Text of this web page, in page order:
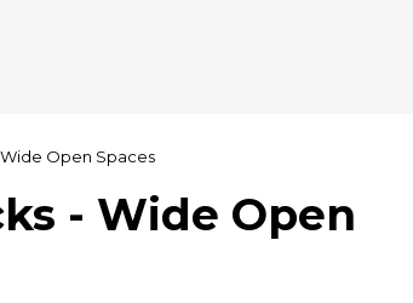
Open Spaces
- Wide Open